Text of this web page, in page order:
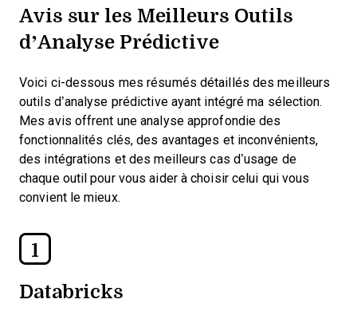
Avis sur les Meilleurs Outils
d’Analyse Prédictive
Voici ci-dessous mes résumés détaillés des meilleurs
outils d’analyse prédictive ayant intégré ma sélection.
Mes avis offrent une analyse approfondie des
fonctionnalités clés, des avantages et inconvénients,
des intégrations et des meilleurs cas d’usage de
chaque outil pour vous aider à choisir celui qui vous
convient le mieux.
1
Databricks